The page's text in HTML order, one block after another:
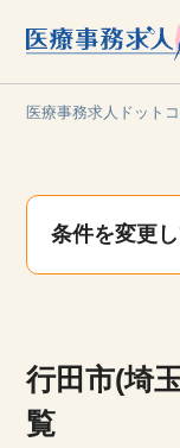
見学会・イベン
医療事務求人ドット
条件を変更
行田市(埼
覧
所在地のエリア
各支店担当よりご連
関東
甲信越・北陸